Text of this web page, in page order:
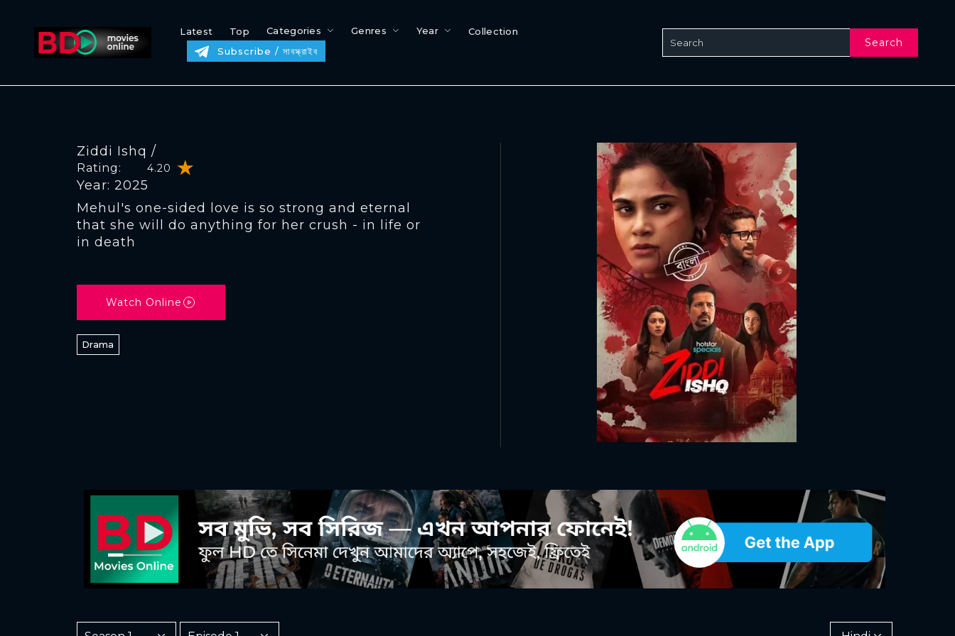
Latest Top Categories Genres Year
Collection
Subscribe / সাবস্ক্রাইব
Search
Ziddi Ishq /
Rating: 4.20
Year: 2025
Mehul's one-sided love is so strong and eternal
that she will do anything for her crush - in life or
in death
Watch Online
Drama